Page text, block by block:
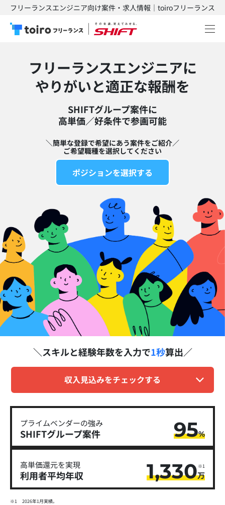
フリーランスエンジニア向け案件・求人情報｜toiroフリーランス
フリーランスエンジニアに
​やりがいと適正な報酬を
SHIFTグループ案件に
高単価／好条件で参画可能​
＼簡単な登録で希望にあう案件をご紹介／
ご希望職種を選択してください
ポジションを選択する
スキルと経験年数を入力で1秒算出
収入見込みをチェックする
プライムベンダーの強み
SHIFTグループ​案件 95%
高単価還元を実現
利用者平均年収 1,330万
※1
※1 2026年1月実績。